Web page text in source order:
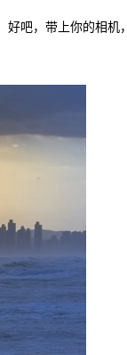
吧，带上你的相机